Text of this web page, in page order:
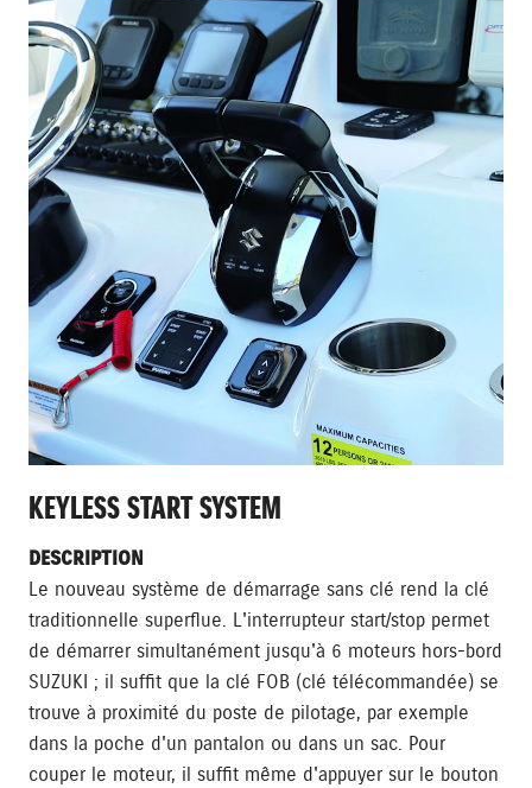
KEYLESS START SYSTEM
DESCRIPTION
Le nouveau système de démarrage sans clé rend la clé
traditionnelle superflue. L'interrupteur start/stop permet
de démarrer simultanément jusqu'à 6 moteurs hors-bord
SUZUKI ; il suffit que la clé FOB (clé télécommandée) se
trouve à proximité du poste de pilotage, par exemple
dans la poche d'un pantalon ou dans un sac. Pour
couper le moteur, il suffit même d'appuyer sur le bouton